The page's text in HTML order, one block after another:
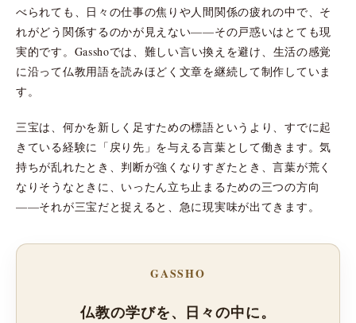
べられても、日々の仕事の焦りや人間関係の疲れの中で、そ
れがどう関係するのかが見えない——その戸惑いはとても現
実的です。Gasshoでは、難しい言い換えを避け、生活の感覚
に沿って仏教用語を読みほどく文章を継続して制作していま
す。
三宝は、何かを新しく足すための標語というより、すでに起
きている経験に「戻り先」を与える言葉として働きます。気
持ちが乱れたとき、判断が強くなりすぎたとき、言葉が荒く
なりそうなときに、いったん立ち止まるための三つの方向
——それが三宝だと捉えると、急に現実味が出てきます。
GASSHO
仏教の学びを、日々の中に。